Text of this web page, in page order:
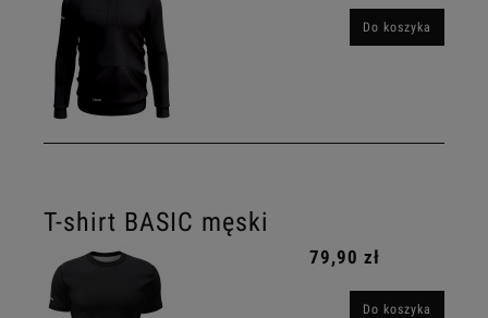
Do koszyka
T-shirt BASIC męski
79,90 zł
Do koszyka